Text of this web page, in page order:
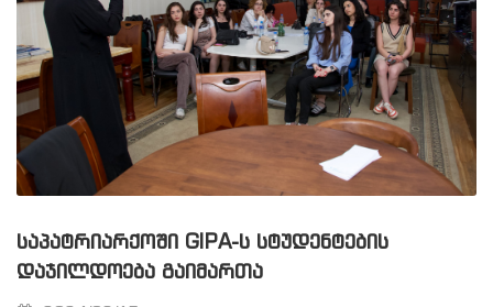
ᲡᲐᲞᲐᲢᲠᲘᲐᲠᲥᲝᲨᲘ GIPA-Ს ᲡᲢᲣᲓᲔᲜᲢᲔᲑᲘᲡ
ᲓᲐᲯᲘᲚᲓᲝᲔᲑᲐ ᲒᲐᲘᲛᲐᲠᲗᲐ